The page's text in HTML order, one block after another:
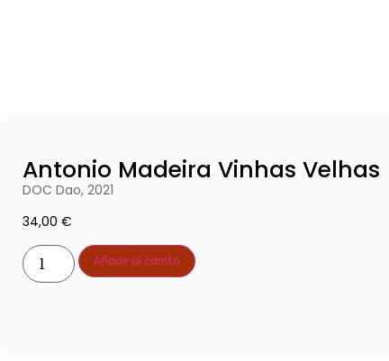
Antonio Madeira Vinhas Velhas
DOC Dao, 2021
34,00 €
Añadir al carrito